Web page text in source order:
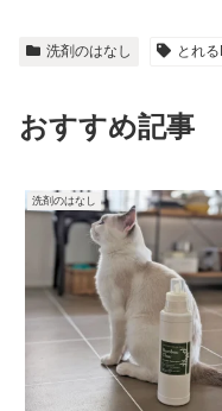
洗剤のはなし とれ
おすすめ記事
洗剤のはなし